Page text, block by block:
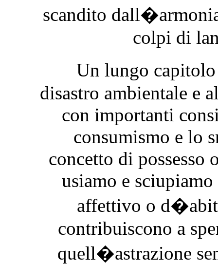
scandito
colpi di
Un lungo
disastro ambientale e
con importanti
consumismo e lo
concetto di possesso
usiamo e
affettivo o
contribuiscono a
quell�astrazione